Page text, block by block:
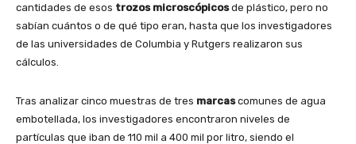
cantidades de esos trozos microscópicosde plástico, pero no
sabían cuántos o de qué tipo eran, hasta que los investigadores
de las universidades de Columbia y Rutgers realizaron sus
cálculos.
Tras analizar cinco muestras de tres marcascomunes de agua
embotellada, los investigadores encontraron niveles de
partículas que iban de 110 mil a 400 mil por litro, siendo el